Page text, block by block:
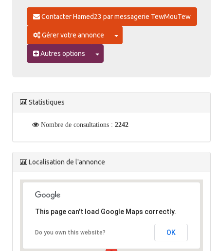
Contacter Hamed23 par messagerie TewMouTew
Gérer votre annonce Toggle Dropdown
Autres options Toggle Dropdown
Statistiques
Nombre de consultations : 2242
Localisation de l'annonce
This page can't load Google Maps correctly.
Do you own this website? OK